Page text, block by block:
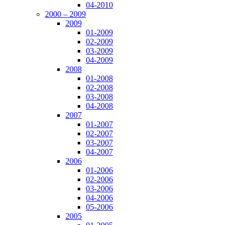
04-2010
2000 – 2009
2009
01-2009
02-2009
03-2009
04-2009
2008
01-2008
02-2008
03-2008
04-2008
2007
01-2007
02-2007
03-2007
04-2007
2006
01-2006
02-2006
03-2006
04-2006
05-2006
2005